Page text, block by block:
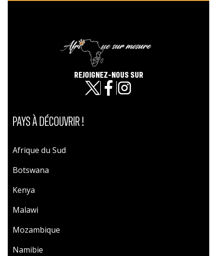
REJOIGNEZ-NOUS SUR
PAYS À DÉCOUVRIR !
Afrique du Sud
Botswana
Kenya
Malawi
Mozambique
Namibie